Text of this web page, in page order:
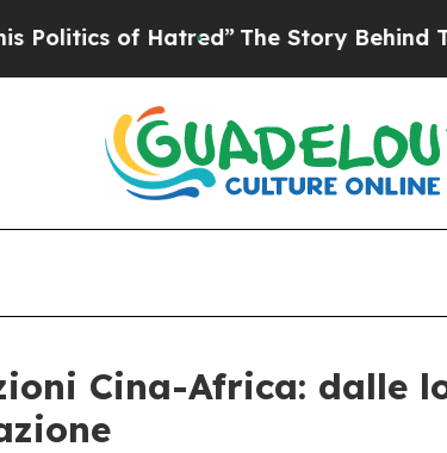
of Hatred”The Story Behind Trump’s
Cina-Africa: dalle